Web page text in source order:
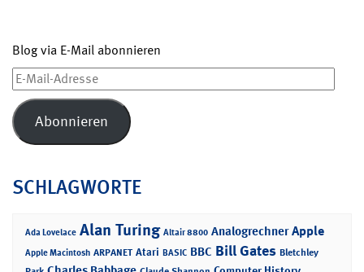
Blog via E-Mail abonnieren
E-
Mail-
Adresse
Abonnieren
SCHLAGWORTE
Ada Lovelace Alan Turing Altair 8800 Analogrechner Apple
Apple Macintosh ARPANET Atari BASIC BBC Bill Gates Bletchley